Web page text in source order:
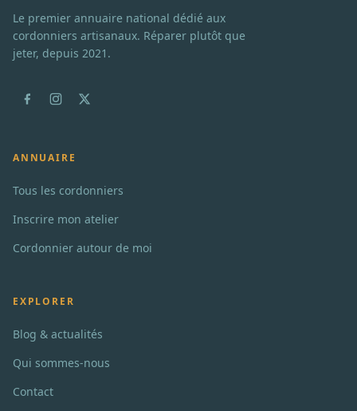
Le premier annuaire national dédié aux
cordonniers artisanaux. Réparer plutôt que
jeter, depuis 2021.
ANNUAIRE
Tous les cordonniers
Inscrire mon atelier
Cordonnier autour de moi
EXPLORER
Blog & actualités
Qui sommes-nous
Contact